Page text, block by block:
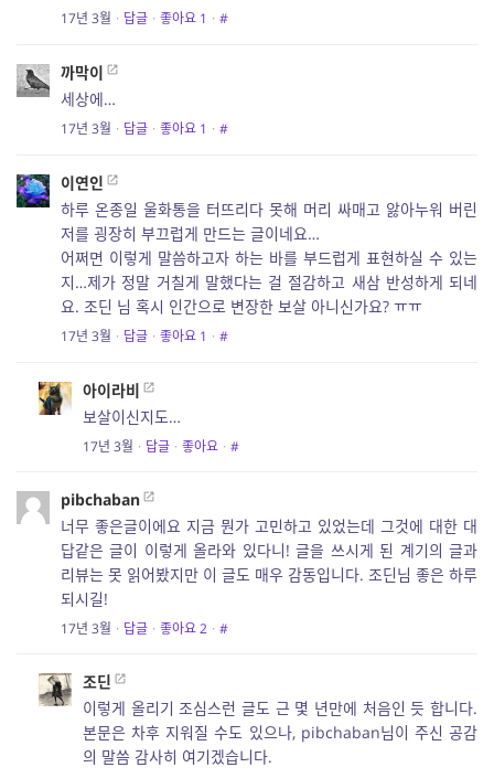
17년 3월 · 답글 · 좋아요 1 · #
까막이
세상에…
17년 3월 · 답글 · 좋아요 1 · #
이연인
하루 온종일 울화통을 터뜨리다 못해 머리 싸매고 앓아누워 버린
저를 굉장히 부끄럽게 만드는 글이네요…
어쩌면 이렇게 말씀하고자 하는 바를 부드럽게 표현하실 수 있는
지…제가 정말 거칠게 말했다는 걸 절감하고 새삼 반성하게 되네
요. 조딘 님 혹시 인간으로 변장한 보살 아니신가요? ㅠㅠ
17년 3월 · 답글 · 좋아요 1 · #
아이라비
보살이신지도…
17년 3월 · 답글 · 좋아요 · #
pibchaban
너무 좋은글이에요 지금 뭔가 고민하고 있었는데 그것에 대한 대
답같은 글이 이렇게 올라와 있다니! 글을 쓰시게 된 계기의 글과
리뷰는 못 읽어봤지만 이 글도 매우 감동입니다. 조딘님 좋은 하루
되시길!
17년 3월 · 답글 · 좋아요2 · #
조딘
이렇게 올리기 조심스런 글도 근 몇 년만에 처음인 듯 합니다.
본문은 차후 지워질 수도 있으나, pibchaban님이 주신 공감
의 말씀 감사히 여기겠습니다.